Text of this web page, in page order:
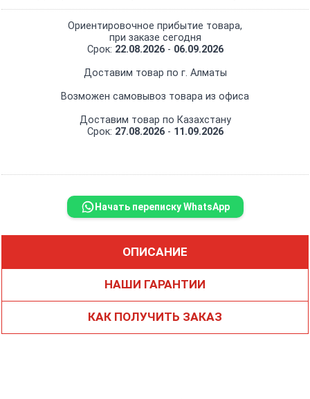
Ориентировочное прибытие товара,
при заказе сегодня
Срок: 22.08.2026- 06.09.2026
Доставим товар по г. Алматы
Возможен самовывоз товара из офиса
Доставим товар по Казахстану
Срок: 27.08.2026- 11.09.2026
Начать переписку WhatsApp
ОПИСАНИЕ
НАШИ ГАРАНТИИ
КАК ПОЛУЧИТЬ ЗАКАЗ